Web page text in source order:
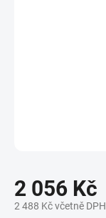
2 056 Kč
2 488 Kč včetně DPH